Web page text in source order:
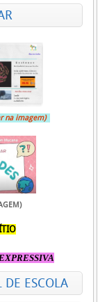
na imagem)
DE ESCOLA